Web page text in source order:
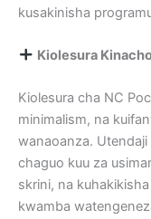
kusakinisha
Kiolesura
Kiolesura cha NC
minimalism, na
wanaoanza.
chaguo kuu za
skrini, na
kwamba